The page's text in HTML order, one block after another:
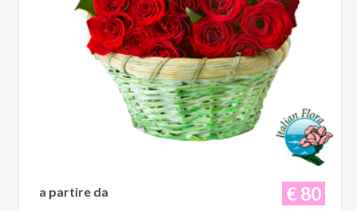
€ 80
a partire da